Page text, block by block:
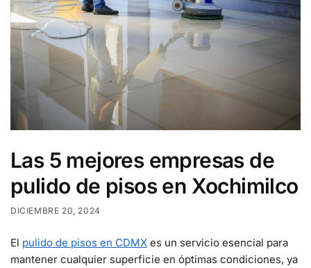
Las 5 mejores empresas de
pulido de pisos en Xochimilco
DICIEMBRE 20, 2024
El pulido de pisos en CDMX es un servicio esencial para
mantener cualquier superficie en óptimas condiciones, ya